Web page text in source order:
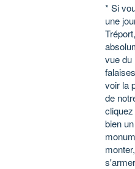
* Si
une
vue du
voir la
de
bien